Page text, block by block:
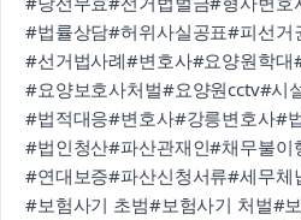
#법률상담#허위사실공표#피선거
#선거법사례#변호사#요양원학대
#요양보호사처벌#요양원cctv#시
#법적대응#변호사#강릉변호사#
#법인청산#파산관재인#채무불이
#연대보증#파산신청서류#세무체
#보험사기 초범#보험사기 처벌#